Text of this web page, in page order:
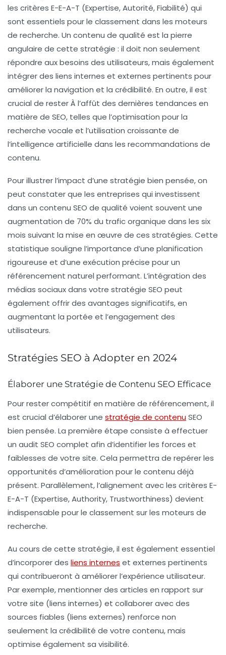
les critères E-E-A-T (Expertise, Autorité, Fiabilité) qui
sont essentiels pour le classement dans les moteurs
de recherche. Un contenu de qualité est la pierre
angulaire de cette stratégie : il doit non seulement
répondre aux besoins des utilisateurs, mais également
intégrer des liens internes et externes pertinents pour
améliorer la navigation et la crédibilité. En outre, il est
crucial de rester À l’affût des dernières tendances en
matière de SEO, telles que l’optimisation pour la
recherche vocale et l’utilisation croissante de
l’intelligence artificielle dans les recommandations de
contenu.
Pour illustrer l’impact d’une stratégie bien pensée, on
peut constater que les entreprises qui investissent
dans un contenu SEO de qualité voient souvent une
augmentation de 70% du trafic organique dans les six
mois suivant la mise en œuvre de ces stratégies. Cette
statistique souligne l’importance d’une planification
rigoureuse et d’une exécution précise pour un
référencement naturel performant. L’intégration des
médias sociaux dans votre stratégie SEO peut
également offrir des avantages significatifs, en
augmentant la portée et l’engagement des
utilisateurs.
Stratégies SEO à Adopter en 2024
Élaborer une Stratégie de Contenu SEO Efficace
Pour rester compétitif en matière de référencement, il
est crucial d’élaborer une stratégie de contenuSEO
bien pensée. La première étape consiste à effectuer
un audit SEO complet afin d’identifier les forces et
faiblesses de votre site. Cela permettra de repérer les
opportunités d’amélioration pour le contenu déjà
présent. Parallèlement, l’alignement avec les critères E-
E-A-T (Expertise, Authority, Trustworthiness) devient
indispensable pour le classement sur les moteurs de
recherche.
Au cours de cette stratégie, il est également essentiel
d’incorporer des liens internes et externes pertinents
qui contribueront à améliorer l’expérience utilisateur.
Par exemple, mentionner des articles en rapport sur
votre site (liens internes) et collaborer avec des
sources fiables (liens externes) renforce non
seulement la crédibilité de votre contenu, mais
optimise également sa visibilité.